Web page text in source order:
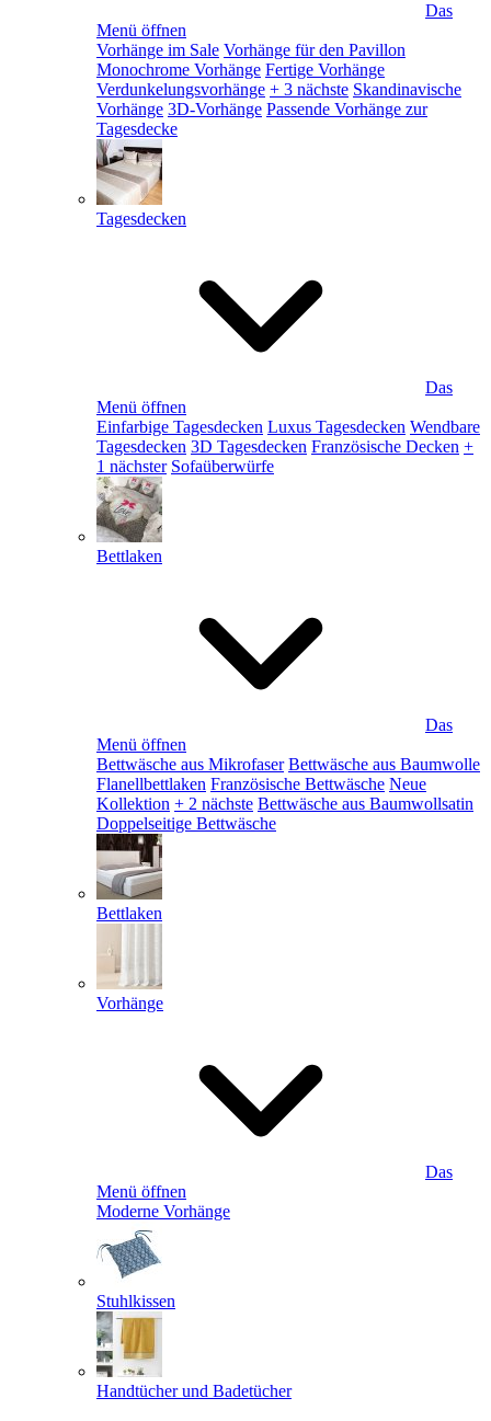
Das
Menü öffnen
Vorhänge im Sale Vorhänge für den Pavillon
Monochrome Vorhänge Fertige Vorhänge
Verdunkelungsvorhänge + 3 nächste Skandinavische
Vorhänge 3D-Vorhänge Passende Vorhänge zur
Tagesdecke
Tagesdecken
Das
Menü öffnen
Einfarbige Tagesdecken Luxus Tagesdecken Wendbare
Tagesdecken 3D Tagesdecken Französische Decken +
1 nächster Sofaüberwürfe
Bettlaken
Das
Menü öffnen
Bettwäsche aus Mikrofaser Bettwäsche aus Baumwolle
Flanellbettlaken Französische Bettwäsche Neue
Kollektion + 2 nächste Bettwäsche aus Baumwollsatin
Doppelseitige Bettwäsche
Bettlaken
Vorhänge
Das
Menü öffnen
Moderne Vorhänge
Stuhlkissen
Handtücher und Badetücher